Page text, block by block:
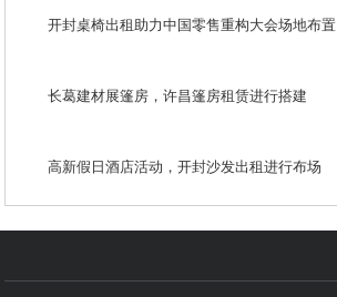
开封桌椅出租助力中国零售重构大会场地布置
长葛建材展篷房，许昌篷房租赁进行搭建
高新假日酒店活动，开封沙发出租进行布场